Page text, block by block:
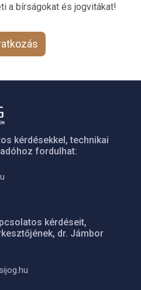
a bírságokat és jogvitákat!
kérdésekkel, technikai
fordulhat:
kérdéseit,
dr. Jámbor